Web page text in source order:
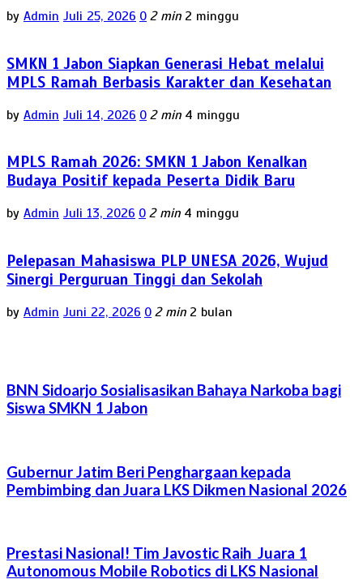
by Admin Juli 25, 2026 0 2 min 2 minggu
SMKN 1 Jabon Siapkan Generasi Hebat melalui
MPLS Ramah Berbasis Karakter dan Kesehatan
by Admin Juli 14, 2026 0 2 min 4 minggu
MPLS Ramah 2026: SMKN 1 Jabon Kenalkan
Budaya Positif kepada Peserta Didik Baru
by Admin Juli 13, 2026 0 2 min 4 minggu
Pelepasan Mahasiswa PLP UNESA 2026, Wujud
Sinergi Perguruan Tinggi dan Sekolah
by Admin Juni 22, 2026 0 2 min 2 bulan
BNN Sidoarjo Sosialisasikan Bahaya Narkoba bagi
Siswa SMKN 1 Jabon
Gubernur Jatim Beri Penghargaan kepada
Pembimbing dan Juara LKS Dikmen Nasional 2026
Prestasi Nasional! Tim Javostic Raih Juara 1
Autonomous Mobile Robotics di LKS Nasional